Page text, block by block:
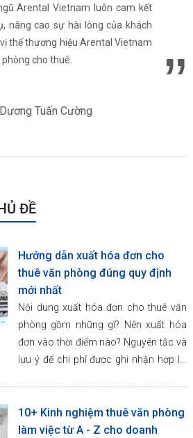
Arental Vietnam luôn cam kết
nâng cao sự hài lòng của khách
thế thương hiệu Arental Vietnam
cho thuê.
Dương Tuấn Cường
ĐỀ
Hướng dẫn xuất hóa đơn cho
thuê văn phòng đúng quy định
mới nhất
Nội dung xuất hóa đơn cho thuê văn
phòng gồm những gì? Nên xuất hóa
đơn vào thời điểm nào? Nguyên tắc và
lưu ý để chi phí được ghi nhận hợp lệ,
10+ Kinh nghiệm thuê văn phòng
làm việc từ A - Z cho doanh